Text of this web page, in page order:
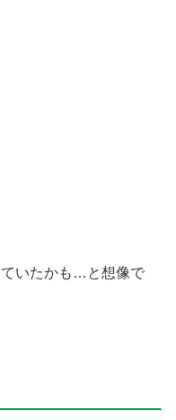
いたかも…と想像で